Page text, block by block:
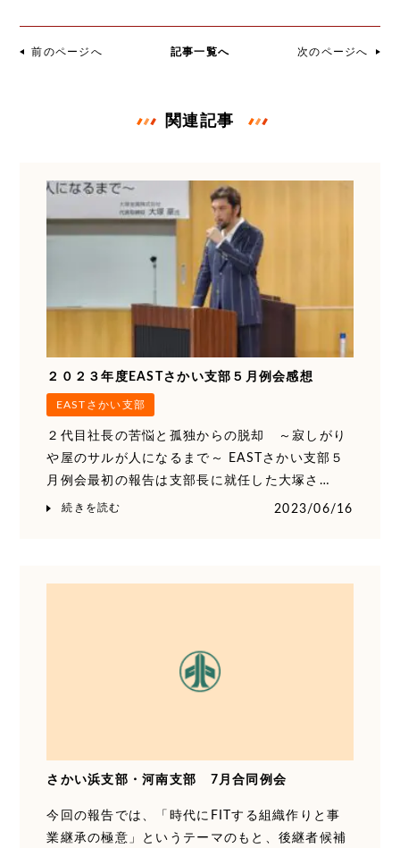
前のページへ 記事一覧へ 次のページへ
関連記事
２０２３年度EASTさかい支部５月例会感想
EASTさかい支部
２代目社長の苦悩と孤独からの脱却 ～寂しがり
や屋のサルが人になるまで～ EASTさかい支部５
月例会最初の報告は支部長に就任した大塚さ…
続きを読む 2023/06/16
さかい浜支部・河南支部 7月合同例会
今回の報告では、「時代にFITする組織作りと事
業継承の極意」というテーマのもと、後継者候補